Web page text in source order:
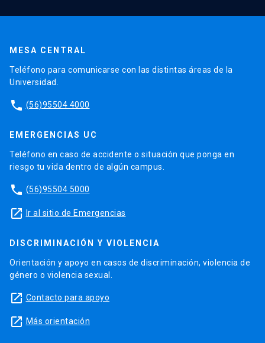
MESA CENTRAL
Teléfono para comunicarse con las distintas áreas de la
Universidad.
phone (56)95504 4000
EMERGENCIAS UC
Teléfono en caso de accidente o situación que ponga en
riesgo tu vida dentro de algún campus.
phone (56)95504 5000
launch Ir al sitio de Emergencias
DISCRIMINACIÓN Y VIOLENCIA
Orientación y apoyo en casos de discriminación, violencia de
género o violencia sexual.
launch Contacto para apoyo
launch Más orientación